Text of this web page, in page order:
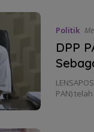
Politik
DPP
PAN)